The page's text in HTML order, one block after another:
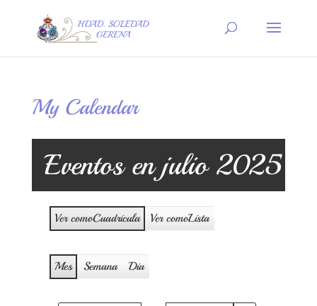
My Calendar
Eventos en julio 2025
Ver comoCuadrícula Ver comoLista
Mes Semana Día